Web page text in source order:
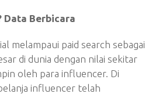
Data Berbicara
melampaui paid search sebagai
di dunia dengan nilai sekitar
oleh para influencer. Di
influencer telah